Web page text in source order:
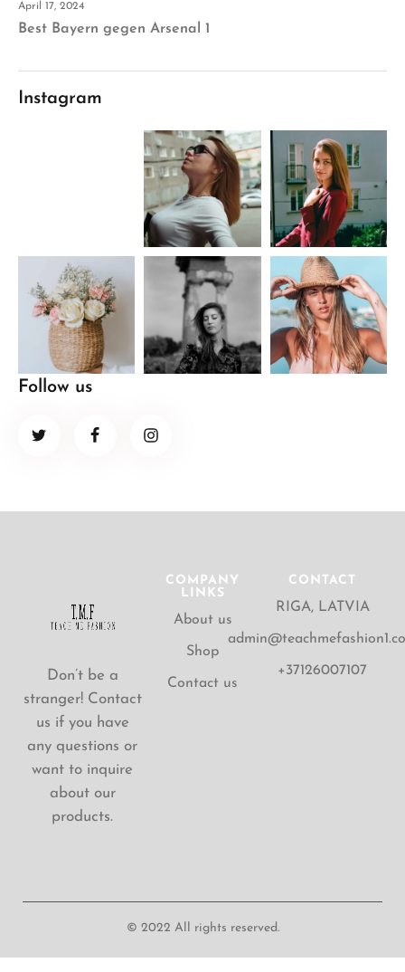
April 17, 2024
Best Bayern gegen Arsenal 1
Instagram
Follow us
Don’t be a
stranger! Contact
us if you have
any questions or
want to inquire
about our
products.
COMPANY
LINKS
About us
Shop
Contact us
CONTACT
RIGA, LATVIA
+37126007107
© 2022 All rights reserved.